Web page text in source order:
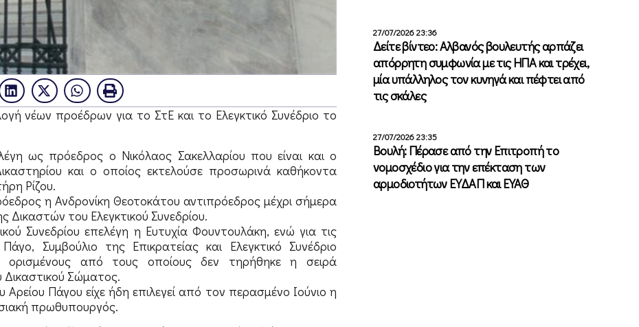
νέων προέδρων για το ΣτΕ και το Ελεγκτικό Συνέδριο το
ως πρόεδρος ο Νικόλαος Σακελλαρίου που είναι και ο
και ο οποίος εκτελούσε προσωρινά καθήκοντα
Ρίζου.
η Ανδρονίκη Θεοτοκάτου αντιπρόεδρος μέχρι σήμερα
του Ελεγκτικού Συνεδρίου.
Συνεδρίου επελέγη η Ευτυχία Φουντουλάκη, ενώ για τις
Συμβούλιο της Επικρατείας και Ελεγκτικό Συνέδριο
ορισμένους από τους οποίους δεν τηρήθηκε η σειρά
Σώματος.
Πάγου είχε ήδη επιλεγεί από τον περασμένο Ιούνιο η
πρωθυπουργός.
27/07/2026 23:36
Δείτε βίντεο: Αλβανός βουλευτής αρπάζει
απόρρητη συμφωνία με τις ΗΠΑ και τρέχει,
μία υπάλληλος τον κυνηγά και πέφτει από
τις σκάλες
27/07/2026 23:35
Βουλή: Πέρασε από την Επιτροπή το
νομοσχέδιο για την επέκταση των
αρμοδιοτήτων ΕΥΔΑΠ και ΕΥΑΘ